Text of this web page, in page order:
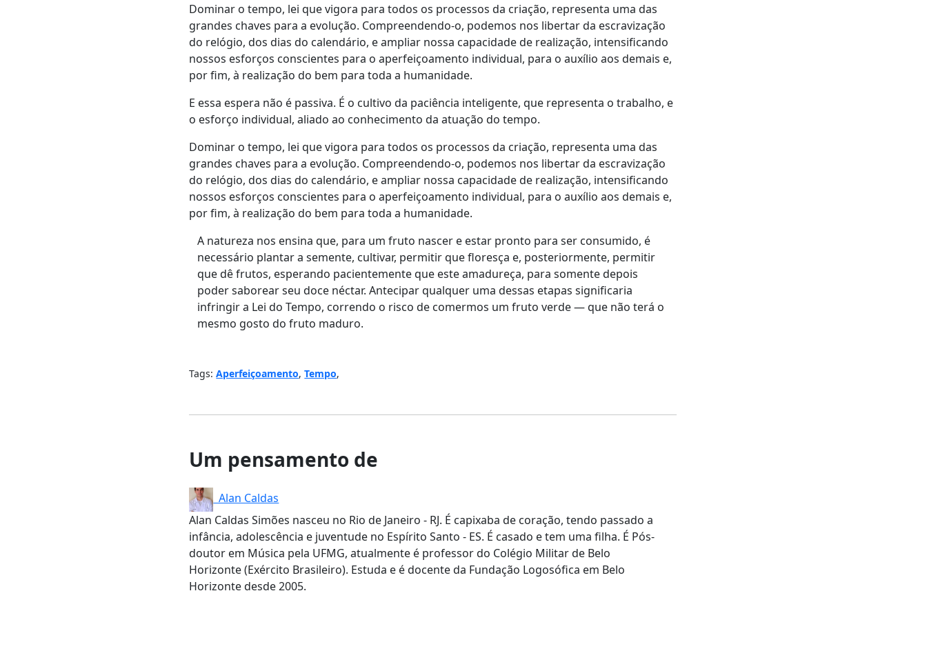
Dominar o tempo, lei que vigora para todos os processos da criação, representa uma das
grandes chaves para a evolução. Compreendendo-o, podemos nos libertar da escravização
do relógio, dos dias do calendário, e ampliar nossa capacidade de realização, intensificando
nossos esforços conscientes para o aperfeiçoamento individual, para o auxílio aos demais e,
por fim, à realização do bem para toda a humanidade.
E essa espera não é passiva. É o cultivo da paciência inteligente, que representa o trabalho, e
o esforço individual, aliado ao conhecimento da atuação do tempo.
Dominar o tempo, lei que vigora para todos os processos da criação, representa uma das
grandes chaves para a evolução. Compreendendo-o, podemos nos libertar da escravização
do relógio, dos dias do calendário, e ampliar nossa capacidade de realização, intensificando
nossos esforços conscientes para o aperfeiçoamento individual, para o auxílio aos demais e,
por fim, à realização do bem para toda a humanidade.
A natureza nos ensina que, para um fruto nascer e estar pronto para ser consumido, é
necessário plantar a semente, cultivar, permitir que floresça e, posteriormente, permitir
que dê frutos, esperando pacientemente que este amadureça, para somente depois
poder saborear seu doce néctar. Antecipar qualquer uma dessas etapas significaria
infringir a Lei do Tempo, correndo o risco de comermos um fruto verde — que não terá o
mesmo gosto do fruto maduro.
Tags:Aperfeiçoamento,Tempo,
Um pensamento de
Alan Caldas
Alan Caldas Simões nasceu no Rio de Janeiro - RJ. É capixaba de coração, tendo passado a
infância, adolescência e juventude no Espírito Santo - ES. É casado e tem uma filha. É Pós-
doutor em Música pela UFMG, atualmente é professor do Colégio Militar de Belo
Horizonte (Exército Brasileiro). Estuda e é docente da Fundação Logosófica em Belo
Horizonte desde 2005.